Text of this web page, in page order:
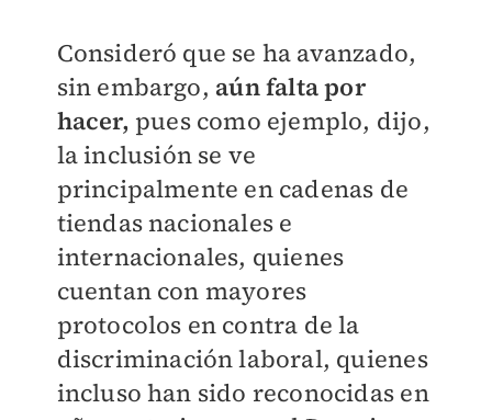
Consideró que se ha avanzado,
sin embargo, aún falta por
hacer, pues como ejemplo, dijo,
la inclusión se ve
principalmente en cadenas de
tiendas nacionales e
internacionales, quienes
cuentan con mayores
protocolos en contra de la
discriminación laboral, quienes
incluso han sido reconocidas en